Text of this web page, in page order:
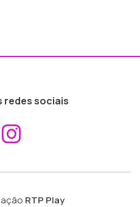
redes sociais
Aceder ao
RTP Play